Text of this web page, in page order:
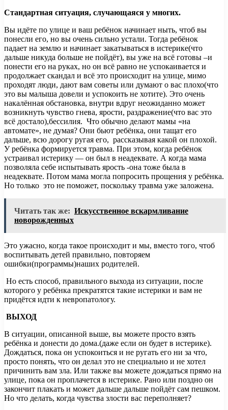
Стандартная ситуация, случающаяся у многих.
Вы идёте по улице и ваш ребёнок начинает ныть, чтоб вы
понесли его, но вы очень сильно устали. Тогда ребёнок
падает на землю и начинает закатываться в истерике(что
дальше никуда больше не пойдёт), вы уже на всё готовы –и
понести его на руках, но он всё равно не успокаивается и
продолжает скандал и всё это происходит на улице, мимо
проходят люди, дают вам советы или думают о вас плохо(что
это вы малыша довели и успокоить не хотите). Это очень
накалённая обстановка, внутри вдруг неожиданно может
возникнуть чувство гнева, ярости, раздражение(что вас это
всё достало),бессилия. Что обычно делают мамы «на
автомате», не думая? Они бьют ребёнка, они тащат его
дальше, всю дорогу ругая его, рассказывая какой он плохой.
У ребёнка формируется травма. При этом, когда ребёнок
устраивал истерику — он был в неадеквате. А когда мама
позволяла себе испытывать ярость -она тоже была в
неадеквате. Потом мама могла попросить прощения у ребёнка.
Но только это не поможет, поскольку травма уже заложена.
Читать так же: Искусственное вскармливание
новорожденных
Это ужасно, когда такое происходит и мы, вместо того, чтоб
воспитывать детей правильно, повторяем
ошибки(программы)наших родителей.
Но есть способ, правильного выхода из ситуации, после
которого у ребёнка прекратятся такие истерики и вам не
придётся идти к невропатологу.
ВЫХОД
В ситуации, описанной выше, вы можете просто взять
ребёнка и донести до дома.(даже если он будет в истерике).
Дождаться, пока он успокоиться и не ругать его ни за что,
просто понять, что он делал это не специально и не хотел
причинить вам зла. Или также вы можете дождаться прямо на
улице, пока он проплачется в истерике. Рано или поздно он
закончит плакать и может дальше дальше пойдёт сам пешком.
Но что делать, когда чувства злости вас переполняет?